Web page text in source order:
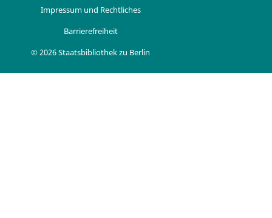
Impressum und Rechtliches
Barrierefreiheit
© 2026 Staatsbibliothek zu Berlin